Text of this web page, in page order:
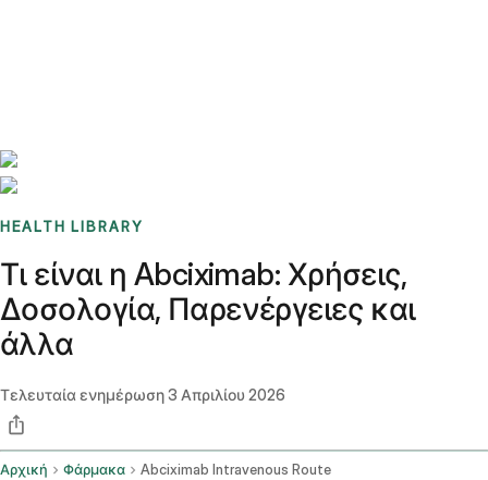
HEALTH LIBRARY
Τι είναι η Abciximab: Χρήσεις,
Δοσολογία, Παρενέργειες και
άλλα
Τελευταία ενημέρωση3 Απριλίου 2026
Αρχική Φάρμακα Abciximab Intravenous Route